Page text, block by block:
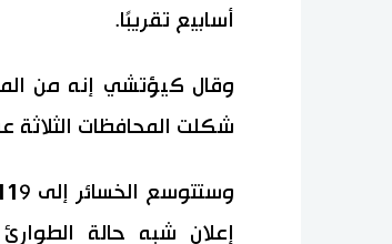
أسابيع تقريبًا.
وقال كيؤتشي إنه من
شكلت المحافظات الثلاثة
إعلان شبه حالة